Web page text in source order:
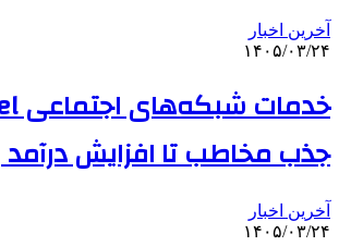
آخرین اخبار
۱۴۰۵/۰۳/۲۴
جذب مخاطب تا افزایش درآمد
آخرین اخبار
۱۴۰۵/۰۳/۲۴